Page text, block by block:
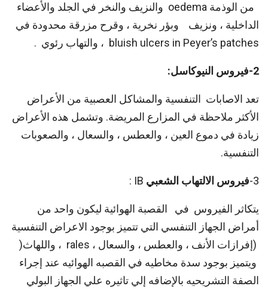
من الوذمة oedema والنزيف والنخر في الجلد والأعضاء
الداخلية ، ونزيف وبؤر نخرية ، وقرح مزرقة محدودة في
bluish ulcers in Peyer’s patches ، والتهاب رئوي .
2-فيروس النيوكاسل:
تعد الاصابات التنفسية والمشاكل العصبية من الأعراض
الأكثر ملاحظة في المزارع المريضة. وتشمل هذه الأعراض
زيادة في دموع العين ، والعطس ، والسعال ، والصعوبات
التنفسية.
3- فيروس الالتهاب الشعبي
يتكاثر الفيروس في القصبة الهوائية ليكون واحد من
أمراض الجهاز التنفسي التي تتميز بوجود الاعراض التنفسية
(إفرازات الأنف ، والعطس ، والسعال ، rales ، واللهاث(
ويتميز بوجود سدة مخاطيه في القصبه الهوائيه عند إجراء
الصفة التشريحيه بالإضافه إلي تاثيره علي الجهاز البولي